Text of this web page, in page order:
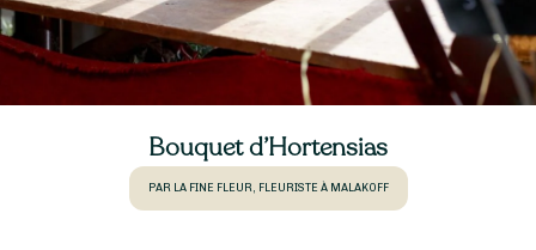
Bouquet d’Hortensias
PAR LA FINE FLEUR, FLEURISTE À MALAKOFF